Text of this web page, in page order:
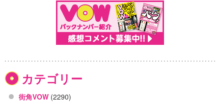
カテゴリー
街角VOW (2290)